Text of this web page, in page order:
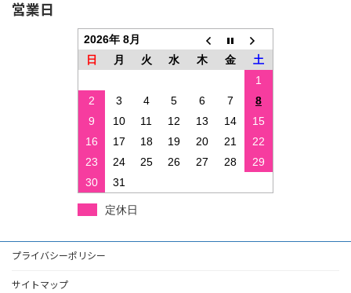
営業日
2026年 8月
日
月 火 水 木 金
土
1
2
3 4 5 6 7
8
9
10 11 12 13 14
15
16
17 18 19 20 21
22
23
24 25 26 27 28
29
30
31
定休日
プライバシーポリシー
サイトマップ